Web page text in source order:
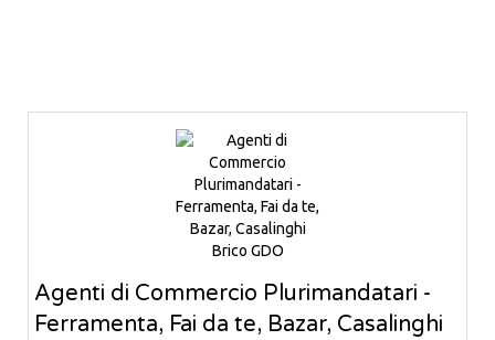
Agenti di Commercio Plurimandatari -
Ferramenta, Fai da te, Bazar, Casalinghi